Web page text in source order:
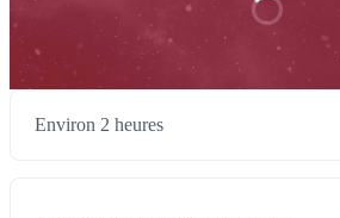
Environ 2 heures